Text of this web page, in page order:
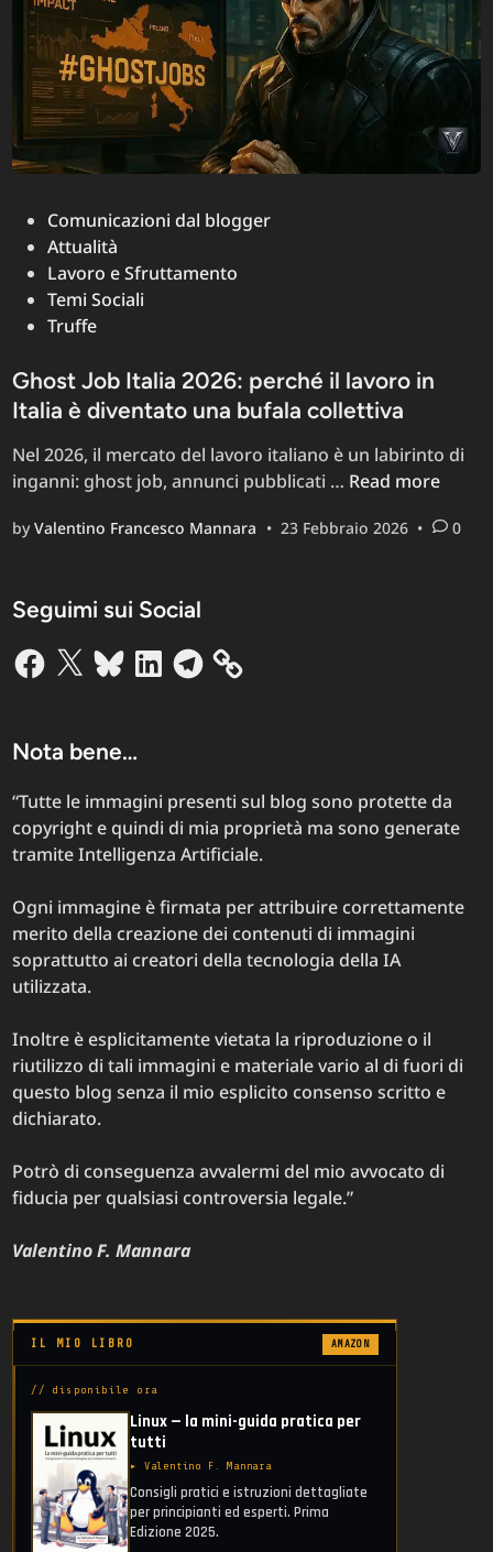
PostedComunicazioni dal blogger
Attualità
Lavoro e Sfruttamento
Temi Sociali
Truffe
Ghost Job Italia 2026: perché il lavoro in
Italia è diventato una bufala collettiva
Nel 2026, il mercato del lavoro italiano è un labirinto di
inganni: ghost job, annunci pubblicati … Ghost
Italia
bufala
collettiva
Read more
byValentino Francesco Mannara • 23 Febbraio 2026 • 0
Seguimi sui Social
Facebook
X BlueskyLinkedInTelegram
Nota bene…
“Tutte le immagini presenti sul blog sono protette da
copyright e quindi di mia proprietà ma sono generate
tramite Intelligenza Artificiale.
Ogni immagine è firmata per attribuire correttamente
merito della creazione dei contenuti di immagini
soprattutto ai creatori della tecnologia della IA
utilizzata.
Inoltre è esplicitamente vietata la riproduzione o il
riutilizzo di tali immagini e materiale vario al di fuori di
questo blog senza il mio esplicito consenso scritto e
dichiarato.
Potrò di conseguenza avvalermi del mio avvocato di
fiducia per qualsiasi controversia legale.”
Valentino F. Mannara
IL MIO LIBRO AMAZON
// disponibile ora
Linux — la mini-guida pratica per
tutti
▸ Valentino F. Mannara
Consigli pratici e istruzioni dettagliate
per principianti ed esperti. Prima
Edizione 2025.